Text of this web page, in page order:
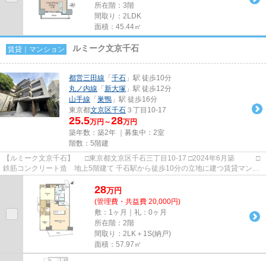
所在階：3階
間取り：2LDK
面積：45.44㎡
賃貸｜マンション ルミーク文京千石
都営三田線 「 千石 」駅 徒歩10分
丸ノ内線 「 新大塚 」駅 徒歩12分
山手線 「 巣鴨 」駅 徒歩16分
東京都文京区千石 ３丁目10-17
25.5万円～28万円
築年数：築2年 ｜募集中： 2室
階数：5階建
【ルミーク文京千石】 □東京都文京区千石三丁目10-17 □2024年6月築 □
鉄筋コンクリート造 地上5階建て 千石駅から徒歩10分の立地に建つ賃貸マンシ
28万円
(管理費・共益費 20,000円)
敷：1ヶ月｜礼：0ヶ月
所在階：2階
間取り：2LK＋1S(納戸)
面積：57.97㎡